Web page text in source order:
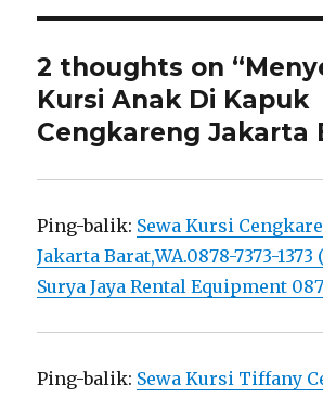
2 thoughts on
Kursi Anak Di Kapuk
Cengkareng Jakarta
Ping-balik: Sewa Kursi
Jakarta Barat,WA.0878-7373-1373
Surya Jaya Rental Equipment
Ping-balik: Sewa Kursi Tiffany